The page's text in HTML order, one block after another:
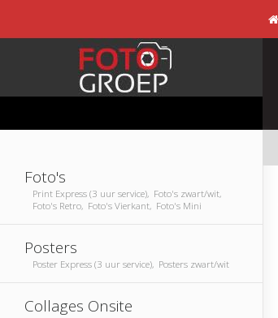
Foto's
Print Express (3 uur service), Foto's zwart/wit,
Foto's Retro, Foto's Vierkant, Foto's Mini
Posters
Poster Express (3 uur service), Posters zwart/wit
Collages Onsite